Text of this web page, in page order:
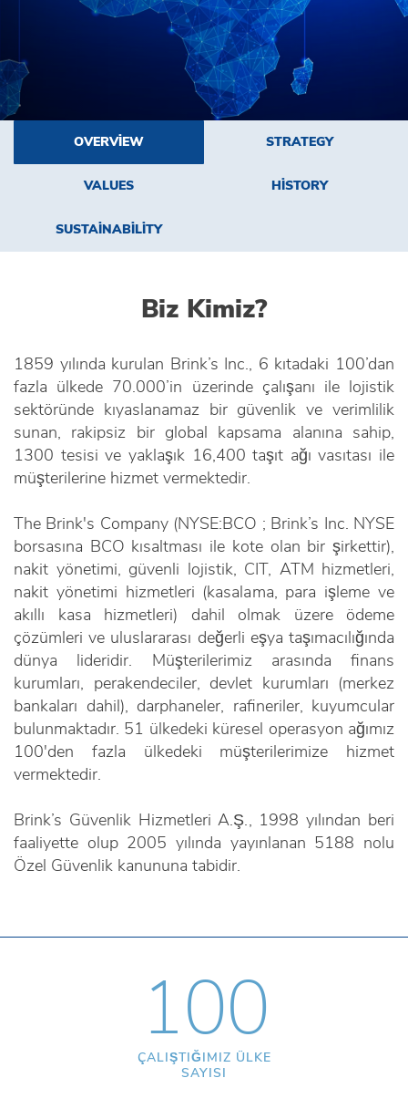
OVERVIEW STRATEGY
VALUES HISTORY
SUSTAINABILITY
Biz Kimiz?
1859 yılında kurulan Brink’s Inc., 6 kıtadaki 100’dan
fazla ülkede 70.000’in üzerinde çalışanı ile lojistik
sektöründe kıyaslanamaz bir güvenlik ve verimlilik
sunan, rakipsiz bir global kapsama alanına sahip,
1300 tesisi ve yaklaşık 16,400 taşıt ağı vasıtası ile
müşterilerine hizmet vermektedir.
The Brink's Company (NYSE:BCO ; Brink’s Inc. NYSE
borsasına BCO kısaltması ile kote olan bir şirkettir),
nakit yönetimi, güvenli lojistik, CIT, ATM hizmetleri,
nakit yönetimi hizmetleri (kasalama, para işleme ve
akıllı kasa hizmetleri) dahil olmak üzere ödeme
çözümleri ve uluslararası değerli eşya taşımacılığında
dünya lideridir. Müşterilerimiz arasında finans
kurumları, perakendeciler, devlet kurumları (merkez
bankaları dahil), darphaneler, rafineriler, kuyumcular
bulunmaktadır. 51 ülkedeki küresel operasyon ağımız
100'den fazla ülkedeki müşterilerimize hizmet
vermektedir.
Brink’s Güvenlik Hizmetleri A.Ş., 1998 yılından beri
faaliyette olup 2005 yılında yayınlanan 5188 nolu
Özel Güvenlik kanununa tabidir.
100
ÇALIŞTIĞIMIZ ÜLKE
SAYISI